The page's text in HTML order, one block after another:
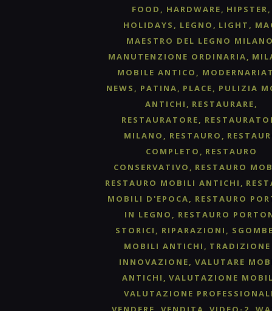
FOOD
HARDWARE
HIPSTER
HOLIDAYS
LEGNO LIGHT
MAESTRO DEL LEGNO MILANO
MANUTENZIONE ORDINARIA
MOBILE ANTICO
NEWS
PATINA PLACE
PULIZIA
ANTICHI
RESTAURARE
RESTAURATORE
MILANO
RESTAURO
COMPLETO
RESTAURO
CONSERVATIVO
RESTAURO
RESTAURO MOBILI ANTICHI
MOBILI D'EPOCA
RESTAURO
IN LEGNO
RESTAURO
STORICI
RIPARAZIONI
MOBILI ANTICHI
TRADIZIONE
INNOVAZIONE
VALUTARE
ANTICHI
VALUTAZIONE
VALUTAZIONE